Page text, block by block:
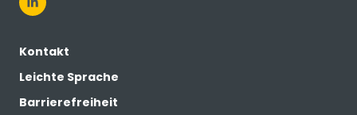
Kontakt
Leichte Sprache
Barrierefreiheit